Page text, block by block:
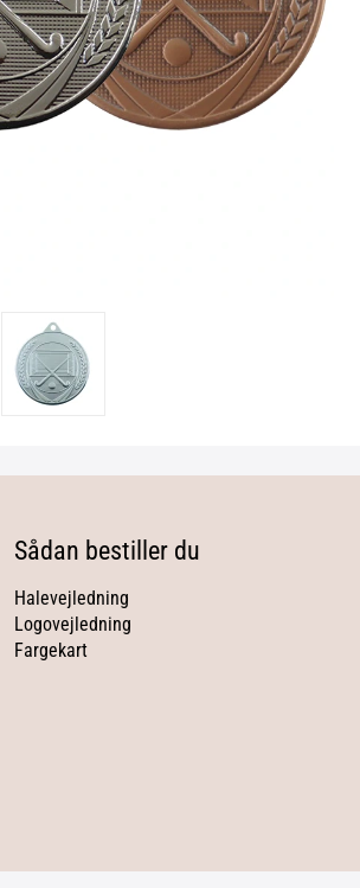
Sådan bestiller du
Halevejledning
Logovejledning
Fargekart